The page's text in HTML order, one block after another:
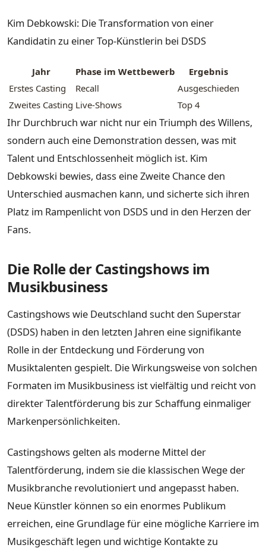
Kim Debkowski: Die Transformation von einer
Kandidatin zu einer Top-Künstlerin bei DSDS
Jahr Phase im Wettbewerb
Ergebnis
Erstes Casting
Recall
Ausgeschieden
Zweites Casting Live-Shows Top 4
Ihr Durchbruch war nicht nur ein Triumph des Willens,
sondern auch eine Demonstration dessen, was mit
Talent und Entschlossenheit möglich ist. Kim
Debkowski bewies, dass eine Zweite Chance den
Unterschied ausmachen kann, und sicherte sich ihren
Platz im Rampenlicht von DSDS und in den Herzen der
Fans.
Die Rolle der Castingshows im
Musikbusiness
Castingshows wie Deutschland sucht den Superstar
(DSDS) haben in den letzten Jahren eine signifikante
Rolle in der Entdeckung und Förderung von
Musiktalenten gespielt. Die Wirkungsweise von solchen
Formaten im Musikbusiness ist vielfältig und reicht von
direkter Talentförderung bis zur Schaffung einmaliger
Markenpersönlichkeiten.
Castingshows gelten als moderne Mittel der
Talentförderung, indem sie die klassischen Wege der
Musikbranche revolutioniert und angepasst haben.
Neue Künstler können so ein enormes Publikum
erreichen, eine Grundlage für eine mögliche Karriere im
Musikgeschäft legen und wichtige Kontakte zu